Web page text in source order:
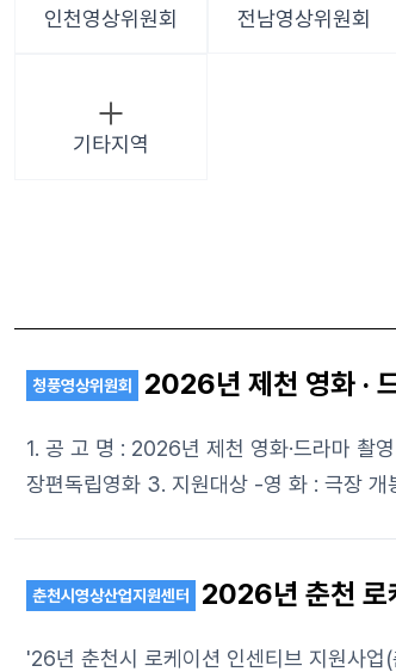
인천영상위원회 전남영상위원회
기타지역
청풍영상위원회 2026년 제천 영화 ‧
1. 공 고 명 : 2026년 제천 영화·드라마 촬영 인센티브 지원사업 모집 공고 2. 공고기간 : 공고일 ~ 10.31.
장편독립영화 3. 지원대상 -영 화 : 극장 개봉이 확정된 국내‧외 상업 영화, 독립장편 영화 -드라마 : 지상파, 종편, OTT 플랫폼 등 편성 확정된 드라마 4. 지원조건 -상업영화 및 드라마
춘천시영상산업지원센터 2026년 춘천 로
'26년 춘천시 로케이션 인센티브 지원사